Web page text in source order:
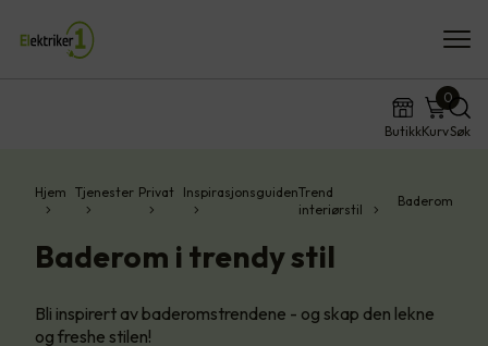
ButikkKurv
0
Søk
Hjem Tjenester Privat InspirasjonsguidenTrend
interiørstil
Baderom
Baderom i trendy stil
Bli inspirert av baderomstrendene - og skap den lekne
og freshe stilen!